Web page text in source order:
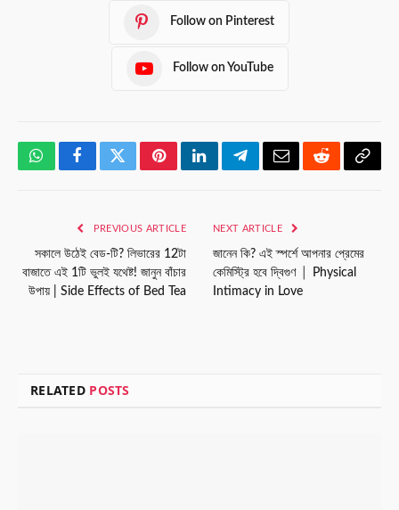
Follow on Pinterest
Follow on YouTube
WhatsAppFacebookTwitterPinterestLinkedInTelegramEmailRedditCopy
PREVIOUS ARTICLE
সকালে উঠেই বেড-টি? লিভারের 12টা
বাজাতে এই 1টি ভুলই যথেষ্ট! জানুন বাঁচার
উপায় | Side Effects of Bed Tea
NEXT ARTICLE
জানেন কি? এই স্পর্শে আপনার প্রেমের
কেমিস্ট্রি হবে দ্বিগুণ │ Physical
Intimacy in Love
RELATED POSTS